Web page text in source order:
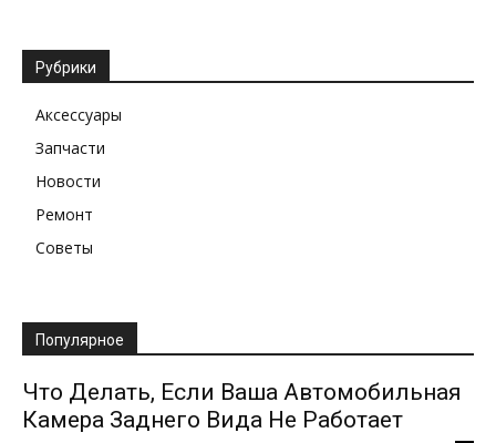
Рубрики
Аксессуары
Запчасти
Новости
Ремонт
Советы
Популярное
Что Делать, Если Ваша Автомобильная
Камера Заднего Вида Не Работает